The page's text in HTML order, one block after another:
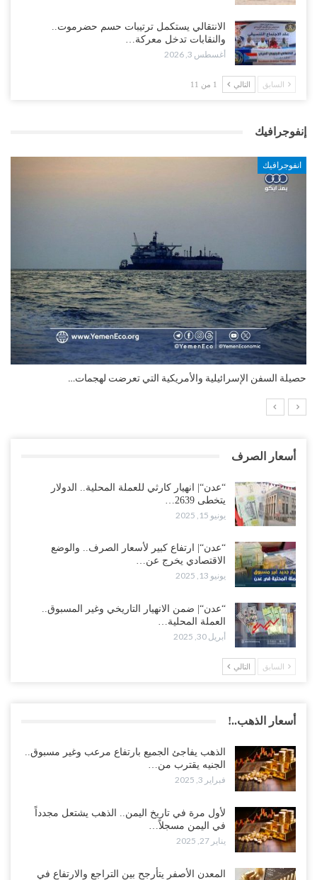
الانتقالي يستكمل ترتيبات حسم حضرموت..
والنقابات تدخل معركة…
أغسطس 3, 2026
السابق التالي 1 من 11
إنفوجرافيك
التضخم السنوي لمنطقة اليورو.. “إنفوجرافيك“..!
أسعار الصرف
“عدن“| انهيار كارثي للعملة المحلية.. الدولار
يتخطى 2639…
يونيو 15, 2025
“عدن“| ارتفاع كبير لأسعار الصرف.. والوضع
الاقتصادي يخرج عن…
يونيو 13, 2025
“عدن“| ضمن الانهيار التاريخي وغير المسبوق..
العملة المحلية…
أبريل 30, 2025
السابق التالي
أسعار الذهب..!
الذهب يفاجئ الجميع بارتفاع مرعب وغير مسبوق..
الجنيه يقترب من…
فبراير 3, 2025
لأول مرة في تاريخ اليمن.. الذهب يشتعل مجدداً
في اليمن مسجلاً…
يناير 27, 2025
المعدن الأصفر يتأرجح بين التراجع والارتفاع في